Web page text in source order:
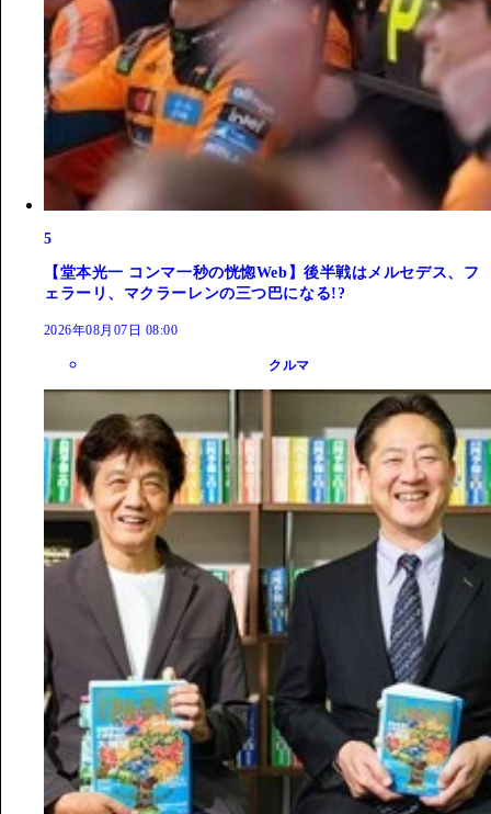
5
【堂本光一 コンマ一秒の恍惚Web】後半戦はメルセデス、フ
ェラーリ、マクラーレンの三つ巴になる!?
2026年08月07日 08:00
クルマ